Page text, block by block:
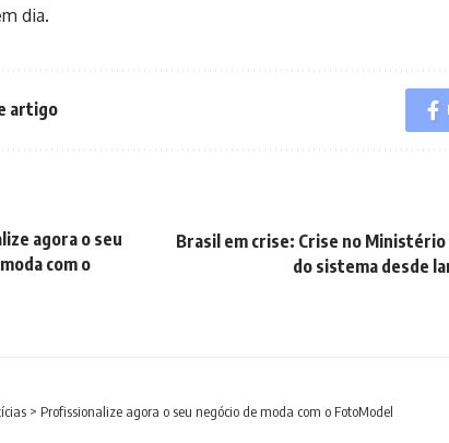
dia.
artigo
agora o seu
com o
Brasil em crise: Crise no
do sistema desde
> Profissionalize agora o seu negócio de moda com o FotoModel